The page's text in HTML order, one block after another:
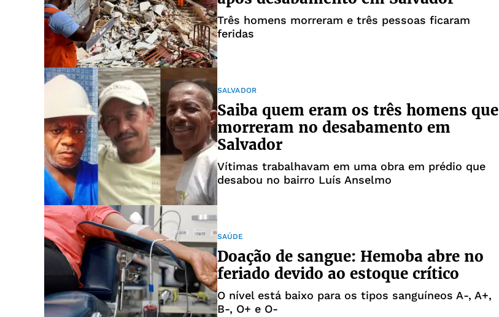
Três homens morreram e três pessoas ficaram
feridas
SALVADOR
Saiba quem eram os três homens que
morreram no desabamento em
Salvador
Vítimas trabalhavam em uma obra em prédio que
desabou no bairro Luís Anselmo
SAÚDE
Doação de sangue: Hemoba abre no
feriado devido ao estoque crítico
O nível está baixo para os tipos sanguíneos A-, A+,
B-, O+ e O-